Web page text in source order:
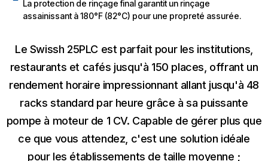
La protection de rinçage final garantit un rinçage
assainissant à 180°F (82°C) pour une propreté assurée.
Le Swissh 25PLC est parfait pour les institutions,
restaurants et cafés jusqu'à 150 places, offrant un
rendement horaire impressionnant allant jusqu'à 48
racks standard par heure grâce à sa puissante
pompe à moteur de 1 CV. Capable de gérer plus que
ce que vous attendez, c'est une solution idéale
pour les établissements de taille moyenne ;